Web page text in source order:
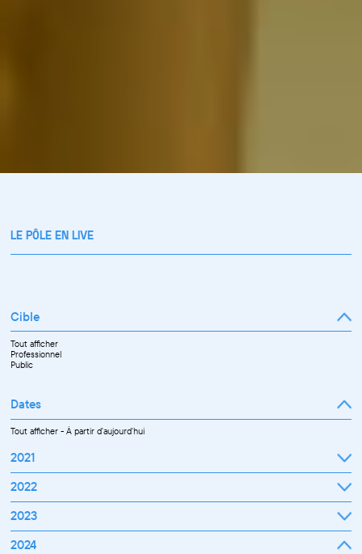
LE PÔLE EN LIVE
Cible
Tout afficher
Professionnel
Public
Dates
Tout afficher-À partir d'aujourd'hui
2021
Septembre
Novembre
Décembre
2022
Janvier
Mars
Avril
2023
Janvier
2024